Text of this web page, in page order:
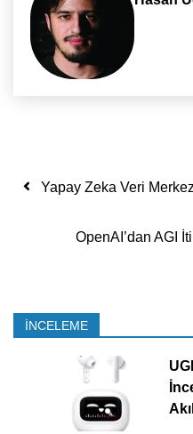
Yazı
Yapay Zeka Veri
OpenAI’dan AGI
İNCELEME